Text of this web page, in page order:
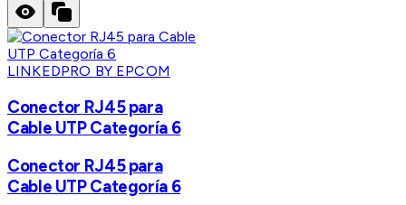
LINKEDPRO BY EPCOM
Conector RJ45 para
Cable UTP Categoría 6
Conector RJ45 para
Cable UTP Categoría 6